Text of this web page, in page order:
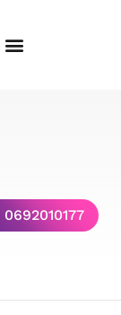
0692010177